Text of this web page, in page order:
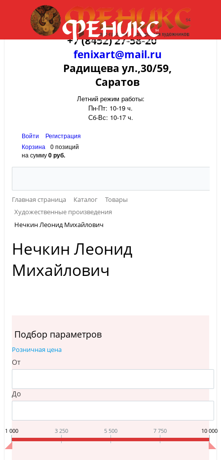
+7 (8452) 27-58-20
fenixart@mail.ru
Радищева ул.,30/59,
Саратов
Летний режим работы:
Пн-Пт: 10-19 ч.
Сб-Вс: 10-17 ч.
Войти
Регистрация
Корзина
0 позиций
на сумму0 руб.
Главная страница Каталог
Товары
Художественные произведения
Нечкин Леонид Михайлович
Нечкин Леонид
Михайлович
Подбор параметров
Розничная цена
От
До
1 000 3 250 5 500 7 750 10 000